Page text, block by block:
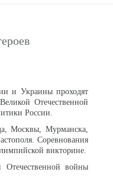
и Украины проходят
Отечественной
России.
Москвы, Мурманска,
Соревнования
викторине.
Отечественной войны